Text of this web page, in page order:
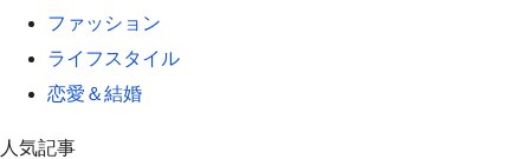
ファッション
ライフスタイル
恋愛＆結婚
人気記事